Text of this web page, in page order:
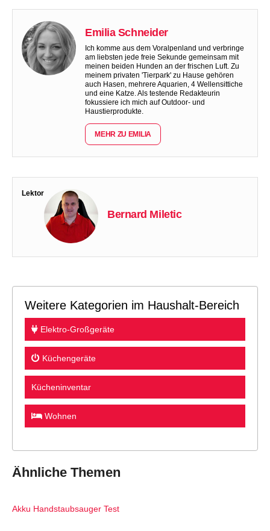
Emilia Schneider
Ich komme aus dem Voralpenland und verbringe
am liebsten jede freie Sekunde gemeinsam mit
meinen beiden Hunden an der frischen Luft. Zu
meinem privaten 'Tierpark' zu Hause gehören
auch Hasen, mehrere Aquarien, 4 Wellensittiche
und eine Katze. Als testende Redakteurin
fokussiere ich mich auf Outdoor- und
Haustierprodukte.
MEHR ZU EMILIA
Lektor
Bernard Miletic
Weitere Kategorien im Haushalt-Bereich
Elektro-Großgeräte
Küchengeräte
Kücheninventar
Wohnen
Ähnliche Themen
Akku Handstaubsauger Test